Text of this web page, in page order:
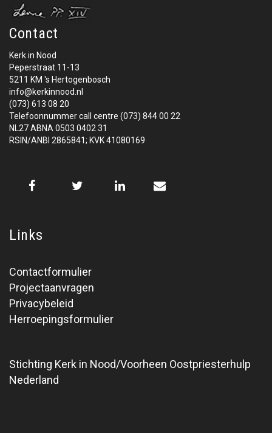
Contact
Kerk in Nood
Peperstraat 11-13
5211 KM 's Hertogenbosch
info@kerkinnood.nl
(073) 613 08 20
Telefoonnummer call centre (073) 844 00 22
NL27 ABNA 0503 0402 31
RSIN/ANBI 2865841; KVK 41080169
Links
Contactformulier
Projectaanvragen
Privacybeleid
Herroepingsformulier
Stichting Kerk in Nood/Voorheen Oostpriesterhulp
Nederland